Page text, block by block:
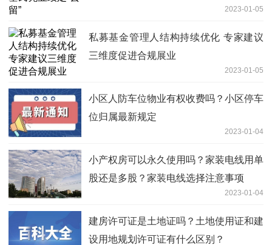
2023-01-05
私募基金管理人结构持续优化 专家建议
三维度促进合规展业
2023-01-05
小区人防车位物业有权收费吗？小区停车
位归属最新规定
2023-01-04
小产权房可以永久使用吗？家装电线用单
股还是多股？家装电线选择注意事项
2023-01-04
建房许可证是土地证吗？土地使用证和建
设用地规划许可证有什么区别？